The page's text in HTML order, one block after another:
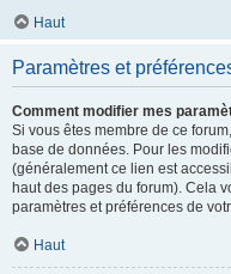
Haut
Paramètres et
Comment modifier mes
Si vous êtes membre de ce
base de données. Pour les
(généralement ce lien est
haut des pages du forum). Cela
paramètres et préférences de
Haut